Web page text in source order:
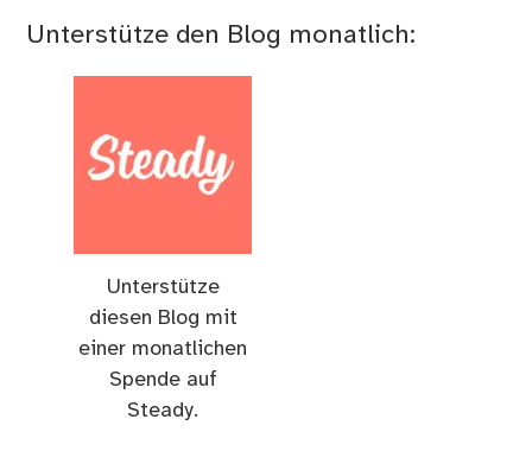
Unterstütze den Blog monatlich:
Unterstütze
diesen Blog mit
einer monatlichen
Spende auf
Steady.